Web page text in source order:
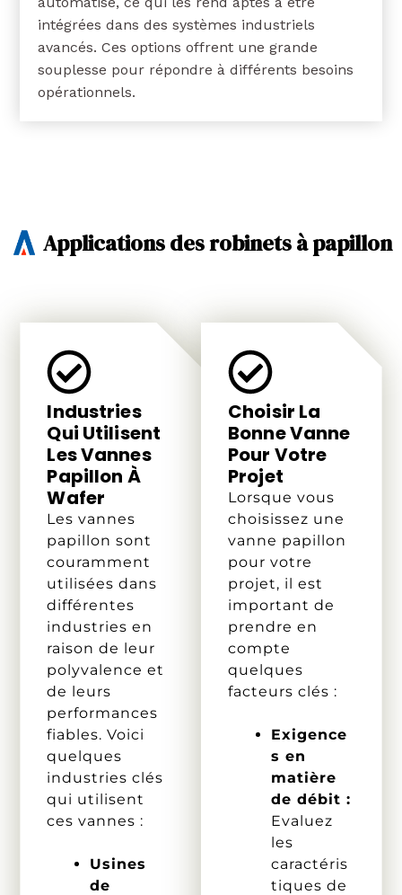
intégrées dans des systèmes industriels
avancés. Ces options offrent une grande
souplesse pour répondre à différents besoins
opérationnels.
Applications des robinets à papillon
Industries
Qui Utilisent
Les Vannes
Papillon À
Wafer
Les vannes
papillon sont
couramment
utilisées dans
différentes
industries en
raison de leur
polyvalence et
de leurs
performances
fiables. Voici
quelques
industries clés
qui utilisent
ces vannes :
Usines
de
Choisir La
Bonne Vanne
Pour Votre
Projet
Lorsque vous
choisissez une
vanne papillon
pour votre
projet, il est
important de
prendre en
compte
quelques
facteurs clés :
Exigence
s en
matière
de débit :
Evaluez
les
caractéris
tiques de